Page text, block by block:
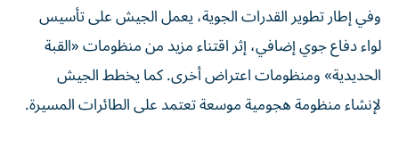
وفي إطار تطوير القدرات الجوية، يعمل الجيش على تأسيس
لواء دفاع جوي إضافي، إثر اقتناء مزيد من منظومات «القبة
الحديدية» ومنظومات اعتراض أخرى. كما يخطط الجيش
لإنشاء منظومة هجومية موسعة تعتمد على الطائرات المسيرة.